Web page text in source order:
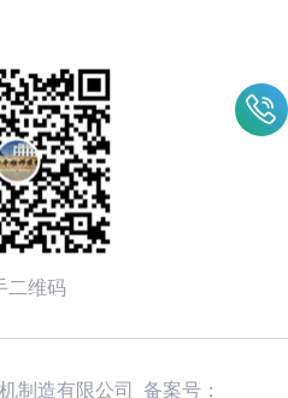
二维码
制造有限公司 备案号：